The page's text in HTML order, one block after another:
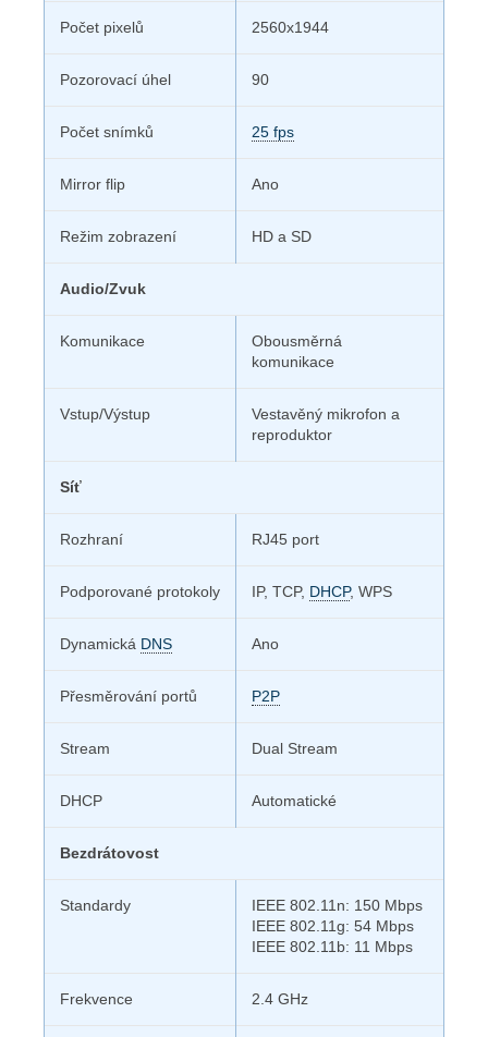
Počet pixelů 2560x1944
Pozorovací úhel 90
Počet snímků 25 fps
Mirror flip Ano
Režim zobrazení HD a SD
Audio/Zvuk
Komunikace
Obousměrná
komunikace
Vstup/Výstup
Vestavěný mikrofon a
reproduktor
Síť
Rozhraní RJ45 port
Podporované protokoly IP, TCP, DHCP, WPS
Dynamická DNS Ano
Přesměrování portů P2P
Stream Dual Stream
DHCP Automatické
Bezdrátovost
Standardy
IEEE 802.11n: 150 Mbps
IEEE 802.11g: 54 Mbps
IEEE 802.11b: 11 Mbps
Frekvence 2.4 GHz